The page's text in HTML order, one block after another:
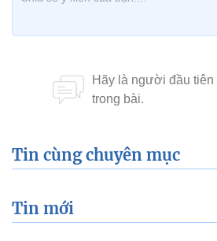
Tin cùng chuyên mục
Tin mới